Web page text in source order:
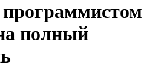
полный